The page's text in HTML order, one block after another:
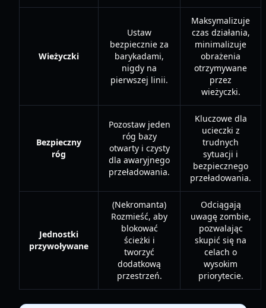
Wieżyczki
Ustaw
bezpiecznie za
barykadami,
nigdy na
pierwszej linii.
Maksymalizuje
czas działania,
minimalizuje
obrażenia
otrzymywane
przez
wieżyczki.
Bezpieczny
róg
Pozostaw jeden
róg bazy
otwarty i czysty
dla awaryjnego
przeładowania.
Kluczowe dla
ucieczki z
trudnych
sytuacji i
bezpiecznego
przeładowania.
Jednostki
przywoływane
(Nekromanta)
Rozmieść, aby
blokować
ścieżki i
tworzyć
dodatkową
przestrzeń.
Odciągają
uwagę zombie,
pozwalając
skupić się na
celach o
wysokim
priorytecie.